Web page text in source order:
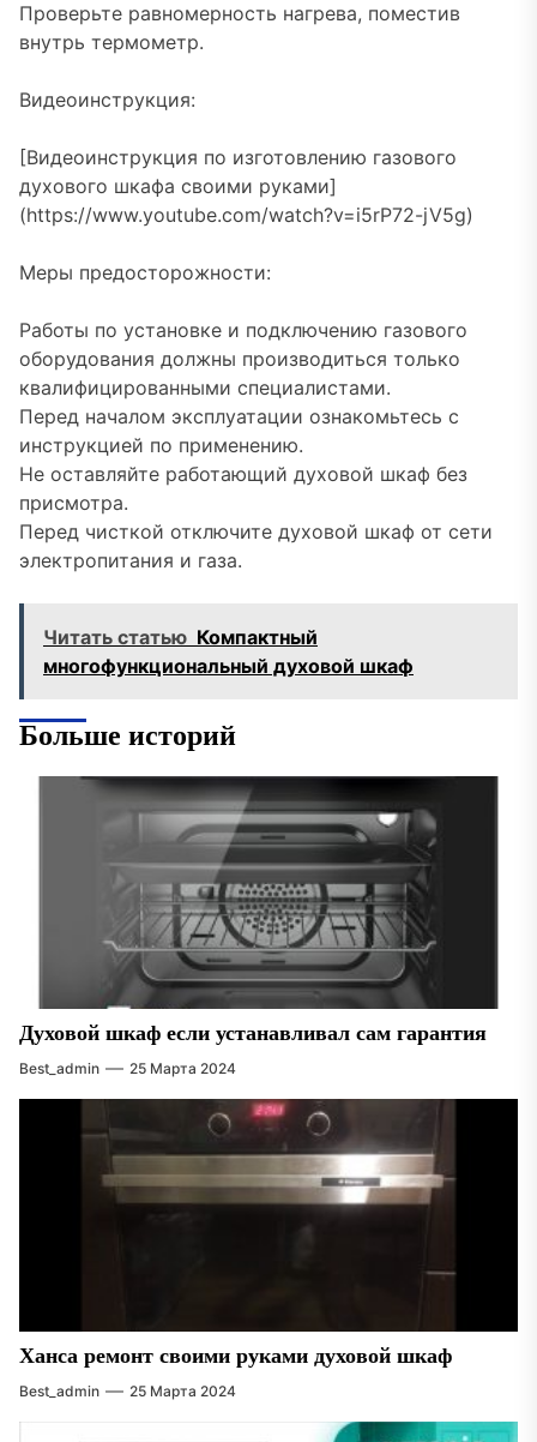
Проверьте равномерность нагрева, поместив
внутрь термометр.
Видеоинструкция:
[Видеоинструкция по изготовлению газового
духового шкафа своими руками]
(https://www.youtube.com/watch?v=i5rP72-jV5g)
Меры предосторожности:
Работы по установке и подключению газового
оборудования должны производиться только
квалифицированными специалистами.
Перед началом эксплуатации ознакомьтесь с
инструкцией по применению.
Не оставляйте работающий духовой шкаф без
присмотра.
Перед чисткой отключите духовой шкаф от сети
электропитания и газа.
Читать статью Компактный
многофункциональный духовой шкаф
Больше историй
Духовой шкаф если устанавливал сам гарантия
Best_admin 25 Марта 2024
Ханса ремонт своими руками духовой шкаф
Best_admin 25 Марта 2024